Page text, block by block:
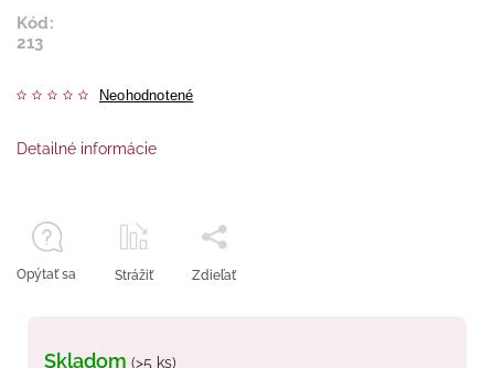
Kód:
213
Neohodnotené
Skladom (>5 ks)
Detailné informácie
Opýtať sa Strážiť Zdieľať